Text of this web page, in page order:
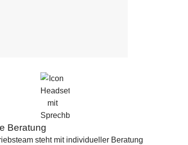
Beratung
steht mit individueller Beratung